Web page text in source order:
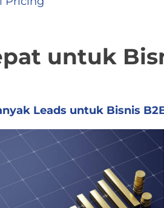
untuk
Leads untuk Bisnis